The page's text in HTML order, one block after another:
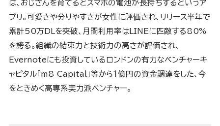
は、おじさんを育てるとスマホの電池が長持ちするというア
プリ。可愛さや分りやすさが女性に評価され、リリース半年で
累計50万DLを突破、月間利用率はLINEに匹敵する80%
を誇る。組織の結束力と技術力の高さが評価され、
Evernoteにも投資しているロンドンの有力なベンチャーキ
ャピタル「m8 Capital」等から１億円の資金調達をした、今
をときめく高専系実力派ベンチャー。